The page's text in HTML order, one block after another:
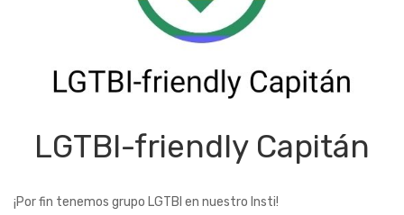
LGTBI-friendly Capitán
¡Por fin tenemos grupo LGTBI en nuestro Insti!